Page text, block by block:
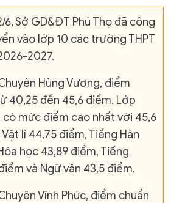
Sở GD&ĐT Phú Thọ đã công
vào lớp 10 các trường THPT
2027.
Hùng Vương, điểm
40,25 đến 45,6 điểm. Lớp
có mức điểm cao nhất với 45,6
lí 44,75 điểm, Tiếng Hàn
học 43,89 điểm, Tiếng
và Ngữ văn 43,5 điểm.
Vĩnh Phúc, điểm chuẩn